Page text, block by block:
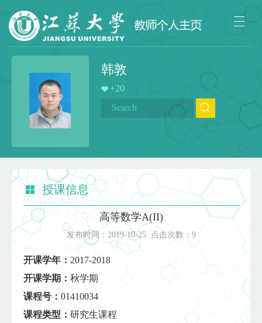
韩敦
+20
授课信息
高等数学A(II)
发布时间： 2019-10-25点击次数：9
开课学年： 2017-2018
开课学期： 秋学期
课程号： 01410034
课程类型： 研究生课程